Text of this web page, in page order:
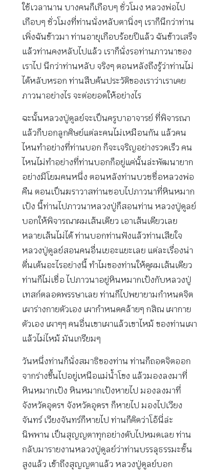
ใช้เวลานาน บางคนก็เกือบๆ ชั่วโมง หลวงพ่อไป
เกือบๆ ชั่วโมงที่ท่านนั่งหลับตานิ่งๆ เราก็นึกว่าท่าน
เพิ่งฉันข้าวมา ท่านอายุเกือบร้อยปีแล้ว ฉันข้าวเสร็จ
แล้วท่านคงหลับไปแล้ว เราก็นั่งรอท่านภาวนาของ
เราไป นึกว่าท่านหลับ จริงๆ ตอนหลังถึงรู้ว่าท่านไม่
ได้หลับหรอก ท่านสืบค้นประวัติของเราว่าเราเคย
ภาวนาอย่างไร จะต่อยอดให้อย่างไร
ฉะนั้นหลวงปู่ดูลย์จะเป็นครูบาอาจารย์ ที่พิจารณา
แล้วก็บอกลูกศิษย์แต่ละคนไม่เหมือนกัน แล้วคน
ไหนทำอย่างที่ท่านบอก ก็จะเจริญอย่างรวดเร็ว คน
ไหนไม่ทำอย่างที่ท่านบอกก็อยู่แค่นั้นล่ะพัฒนายาก
อย่างมีโยมคนหนึ่ง ตอนหลังท่านบวชชื่อหลวงพ่อ
คืน ตอนเป็นฆราวาสท่านชอบไปภาวนาที่หินหมาก
เป้ง นี้ท่านไปภาวนาหลวงปู่ก็สอนท่าน หลวงปู่ดูลย์
บอกให้พิจารณาผมเส้นเดียว เอาเส้นเดียวเลย
หลายเส้นไม่ได้ ท่านบอกท่านฟังแล้วท่านเสียใจ
หลวงปู่ดูลย์สอนคนอื่นเยอะแยะเลย แต่ละเรื่องน่า
ตื่นเต้นอะไรอย่างนี้ ทำไมของท่านให้ดูผมเส้นเดียว
ท่านก็ไม่เชื่อ ไปภาวนาอยู่หินหมากเป้งกับหลวงปู่
เทสก์ตลอดพรรษาเลย ท่านก็ไปพยายามกำหนดจิต
เผาร่างกายตัวเอง เผากำหนดคล้ายๆ กสิณ เผากาย
ตัวเอง เผาๆๆ คนอื่นเขาเผาแล้วเขาไหม้ ของท่านเผา
แล้วไม่ไหม้ มันเกรียมๆ
วันหนึ่งท่านก็นั่งสมาธิของท่าน ท่านก็ถอดจิตออก
จากร่างขึ้นไปอยู่เหนือแม่น้ำโขง แล้วมองลงมาที่
หินหมากเป้ง หินหมากเป้งหายไป มองลงมาที่
จังหวัดอุดรฯ จังหวัดอุดรฯ ก็หายไป มองไปเวียง
จันทร์ เวียงจันทร์ก็หายไป ท่านก็คิดว่าโอ้นี่ล่ะ
นิพพาน เป็นสุญญตาทุกอย่างดับไปหมดเลย ท่าน
กลับมารายงานหลวงปู่ดูลย์ว่าท่านบรรลุธรรมะชั้น
สูงแล้ว เข้าถึงสุญญตาแล้ว หลวงปู่ดูลย์บอก